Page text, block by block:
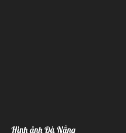
Hình ảnh Đà Nẵng